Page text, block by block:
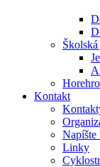
Kontakt
Napíšte
Linky